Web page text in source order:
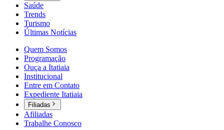
Saúde
Trends
Turismo
Últimas Notícias
Quem Somos
Programação
Ouça a Itatiaia
Institucional
Entre em Contato
Expediente Itatiaia
Filiadas
Afiliadas
Trabalhe Conosco